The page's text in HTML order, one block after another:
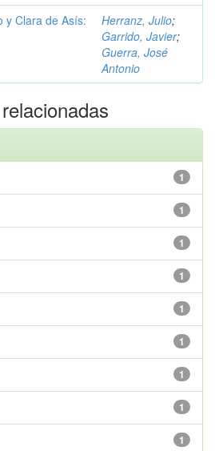
y Clara de Asís:
Herranz, Julio;
Garrido, Javier;
Guerra, José
Antonio
1
1
1
1
1
1
1
1
1